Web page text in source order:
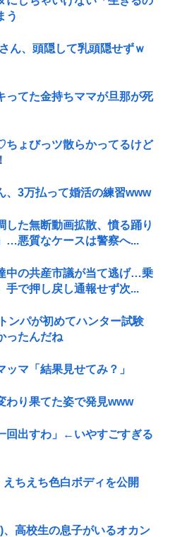
う
ん、頭隠して乳頭隠せずｗ
ってた金持ちママが旦那が死
ちょびっツ散らかってるけど
、3万払って婚活の練習www
した無断動画拡散、憤る踊り
…悪質なケースは警察へ...
中の共産市議が当て逃げ…乗
手で押し戻し通報せず次...
ンパが初めてハンター試験
ったんだね
マ「結果見せてみ？」
わり果てた姿で発見www
回出すわ」←いやすごすぎる
えちえち色白ボディを公開
、高校生の息子がいるオカン